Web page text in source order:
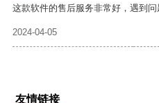
这款软件的售后服务非常好，遇到问
2024-04-05
友情链接